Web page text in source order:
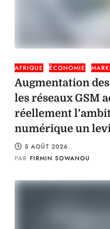
AFRIQUE ÉCONOMIE
Augmentation
les réseaux GSM
réellement
numérique un
5 AOÛT 2026
PAR FIRMIN SOWANOU